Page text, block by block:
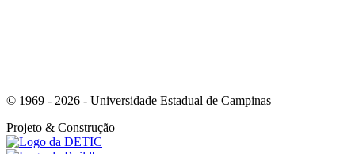
© 1969 - 2026 - Universidade Estadual de Campinas
Projeto & Construção